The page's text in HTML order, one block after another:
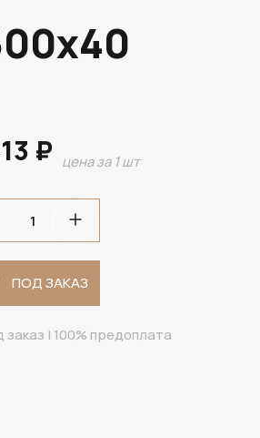
₽ цена за 1 шт
ПОД ЗАКАЗ
заказ | 100% предоплата